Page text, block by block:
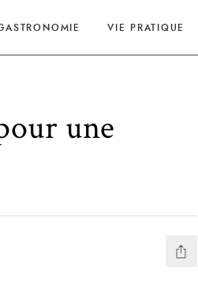
VIE PRATIQUE
une